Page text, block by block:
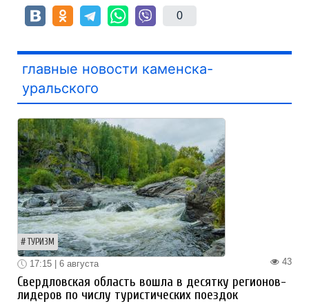
0
главные новости каменска-
уральского
ТУРИЗМ
43
17:15 | 6 августа
Свердловская область вошла в десятку регионов-
лидеров по числу туристических поездок